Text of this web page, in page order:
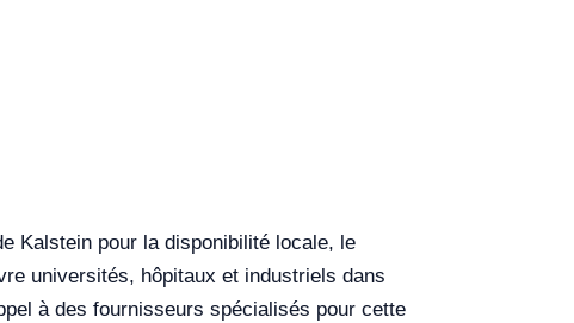
Kalstein pour la disponibilité locale, le
universités, hôpitaux et industriels dans
à des fournisseurs spécialisés pour cette